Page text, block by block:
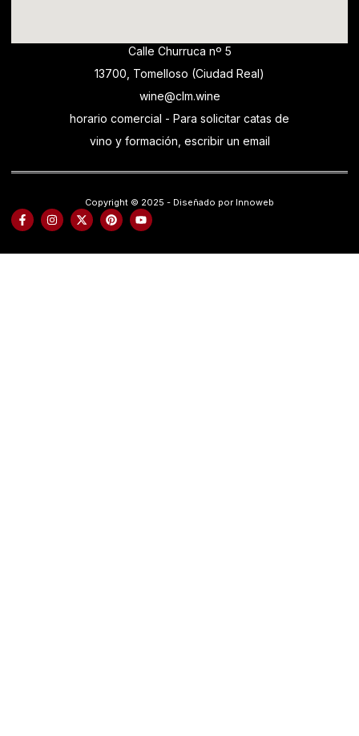
Calle Churruca nº 5
13700, Tomelloso (Ciudad Real)
wine@clm.wine
horario comercial - Para solicitar catas de
vino y formación, escribir un email
Copyright © 2025 - Diseñado por Innoweb